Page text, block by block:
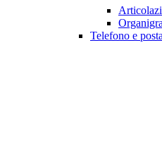
Telefono e